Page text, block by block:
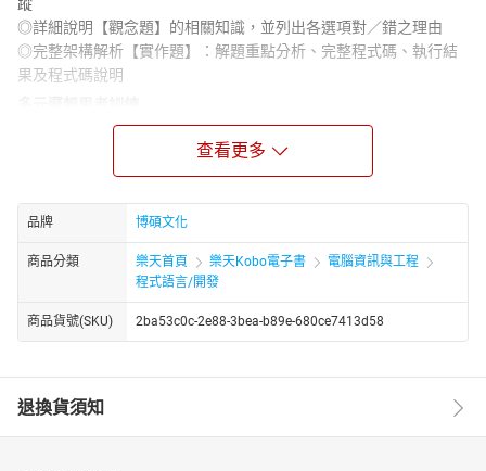
◎詳細說明【觀念題】的相關知識，並列出各選項對／錯之理由
◎完整架構解析【實作題】：解題重點分析、完整程式碼、執行結
果及程式碼說明
手腦並用強化程式語言運用
APCS(Advanced Placement Computer Science)是指「大學程式設
計先修檢測」，其目的是提供學生自我評量程式設計能力，及評量
大學程式設計先修課程學習成效。APCS考試類型包括：程式設計觀
念題及程式設計實作題。
程式設計觀念題採單選題測驗，以運算思維、問題解決與程式設計
概念為主。測驗題型包含：程式運行追蹤、填空、除錯、效能分析
及基礎觀念理解等。觀念題如果需提供程式片段，會以C語言命題。
重點包括：資料型態、常數與變數、全域及區域、流程控制、迴
圈、函式、遞迴、陣列、結構，及基礎資料結構，以撰寫完整程式
本書提供APCS歷年公告試題的完整解答與分析，並以C++語言來撰
寫程式實作題。觀念題不僅清楚說明題意，並詳解各選項的對錯理
查看更多
品牌 博碩文化
商品分類 樂天首頁 樂天Kobo電子書
電腦資訊與工程
程式語言/開發
商品貨號(SKU) 2ba53c0c-2e88-3bea-b89e-680ce7413d58
退換貨須知